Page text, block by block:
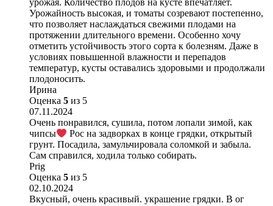
Урожайность высокая, и томаты созревают постепенно,
что позволяет наслаждаться свежими плодами на
протяжении длительного времени. Особенно хочу
отметить устойчивость этого сорта к болезням. Даже в
условиях повышенной влажности и перепадов
температур, кусты оставались здоровыми и продолжали
плодоносить.
Ирина
Оценка 5 из 5
07.11.2024
Очень понравился, сушила, потом лопали зимой, как
чипсы
Рос на задворках в конце грядки, открытый
грунт. Посадила, замульчировала соломкой и забыла.
Сам справился, ходила только собирать.
Prig
Оценка 5 из 5
02.10.2024
Вкусный, очень красивый. украшение грядки. В ог